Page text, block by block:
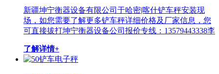
新疆坤宁衡器设备有限公司于哈密|喀什铲车秤安装现
场，如您需要了解更多铲车秤详细价格及厂家信息，您
可直接拔打坤宁衡器设备公司报价专线：13579443338李
了解详情+